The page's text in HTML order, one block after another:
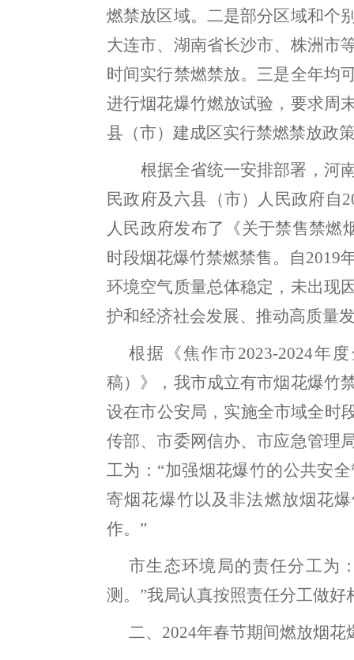
燃禁放区域。 二是部分区域和个
大连市、湖南省长沙市、株洲市
时间实行禁燃禁放。 三是全年均
进行烟花爆竹燃放试验 ， 要求周
县（市）建成区实行禁燃禁放政
根据全省统一安排部署 ， 河
民政府及六县 （市） 人民政府自
人民政府发布了
《关于禁售禁
时段烟花爆竹禁燃禁售。
自2019
环境空气质量总体稳定 ， 未出现
护和经济社会发展、推动高质量
根据《焦作市2023-2024年
稿） 》 ， 我市成立有市烟花爆竹
设在市公安局 ， 实施全市域全时
传部、市委网信办、市应急管理
工为：“加强烟花爆竹的公共安
寄烟花爆竹以及非法燃放烟花
作。 ”
市生态环境局的责任分工为
测。”我局认真按照责任分工做好
二、 2024年春节期间燃放烟花